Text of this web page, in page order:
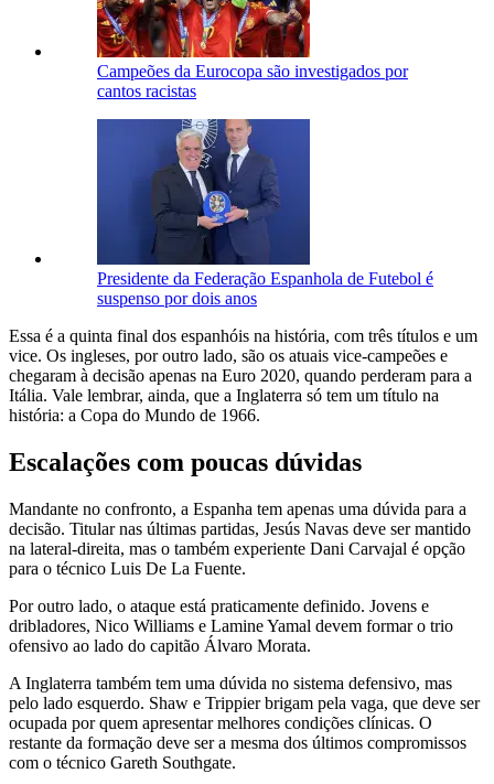
Campeões da Eurocopa são investigados por
cantos racistas
Presidente da Federação Espanhola de Futebol é
suspenso por dois anos
Essa é a quinta final dos espanhóis na história, com três títulos e um
vice. Os ingleses, por outro lado, são os atuais vice-campeões e
chegaram à decisão apenas na Euro 2020, quando perderam para a
Itália. Vale lembrar, ainda, que a Inglaterra só tem um título na
história: a Copa do Mundo de 1966.
Escalações com poucas dúvidas
Mandante no confronto, a Espanha tem apenas uma dúvida para a
decisão. Titular nas últimas partidas, Jesús Navas deve ser mantido
na lateral-direita, mas o também experiente Dani Carvajal é opção
para o técnico Luis De La Fuente.
Por outro lado, o ataque está praticamente definido. Jovens e
dribladores, Nico Williams e Lamine Yamal devem formar o trio
ofensivo ao lado do capitão Álvaro Morata.
A Inglaterra também tem uma dúvida no sistema defensivo, mas
pelo lado esquerdo. Shaw e Trippier brigam pela vaga, que deve ser
ocupada por quem apresentar melhores condições clínicas. O
restante da formação deve ser a mesma dos últimos compromissos
com o técnico Gareth Southgate.